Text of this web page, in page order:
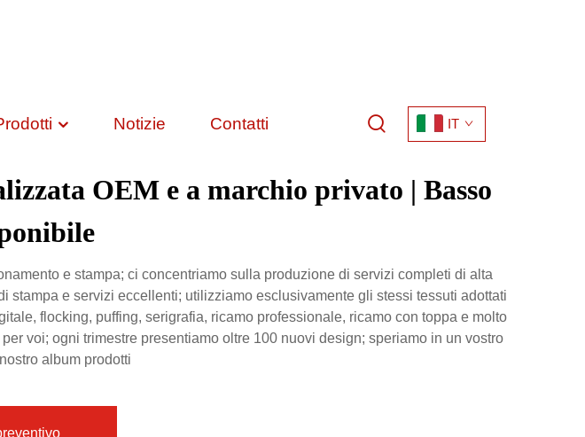
Notizie Contatti IT
OEM e a marchio privato | Basso
e stampa; ci concentriamo sulla produzione di servizi completi di alta
e servizi eccellenti; utilizziamo esclusivamente gli stessi tessuti adottati
flocking, puffing, serigrafia, ricamo professionale, ricamo con toppa e molto
voi; ogni trimestre presentiamo oltre 100 nuovi design; speriamo in un vostro
album prodotti